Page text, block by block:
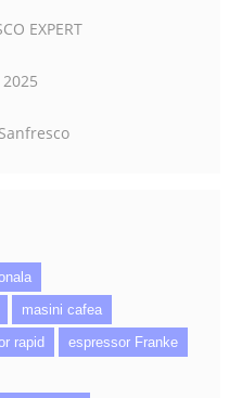
EXPERT
2025
masini cafea
rapid
espressor Franke